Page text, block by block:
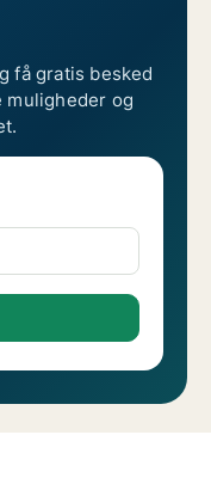
få gratis besked
muligheder og